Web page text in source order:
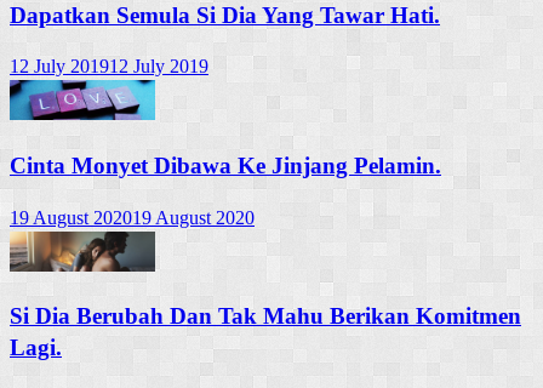
Dapatkan Semula Si Dia Yang Tawar Hati.
12 July 201912 July 2019
Cinta Monyet Dibawa Ke Jinjang Pelamin.
19 August 202019 August 2020
Si Dia Berubah Dan Tak Mahu Berikan Komitmen
Lagi.